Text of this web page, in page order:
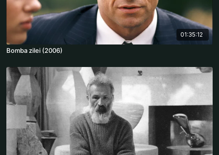
01:35:12
Bomba zilei (2006)